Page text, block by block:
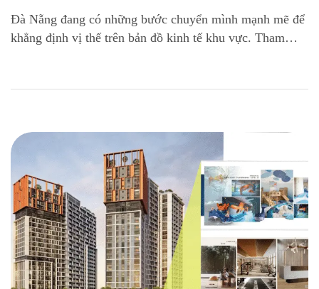
Đà Nẵng đang có những bước chuyển mình mạnh mẽ để
khẳng định vị thế trên bản đồ kinh tế khu vực. Tham
ký kết hợp tác chiến lược với […]